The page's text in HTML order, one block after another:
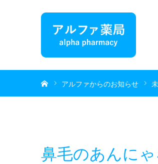
アルファからのお知らせ
鼻毛のあんにゃ